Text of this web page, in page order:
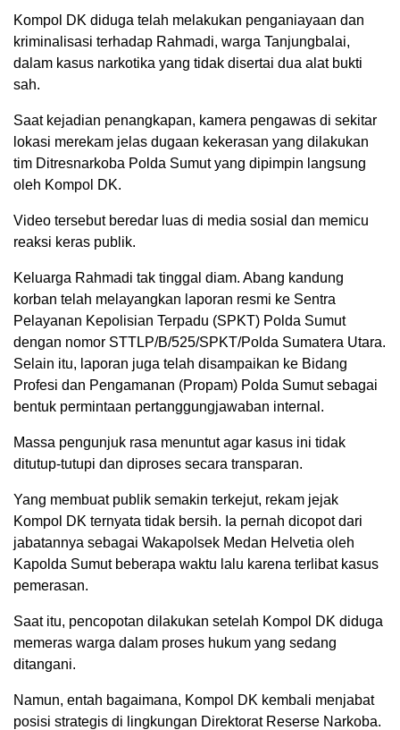
Kompol DK diduga telah melakukan penganiayaan dan
kriminalisasi terhadap Rahmadi, warga Tanjungbalai,
dalam kasus narkotika yang tidak disertai dua alat bukti
sah.
Saat kejadian penangkapan, kamera pengawas di sekitar
lokasi merekam jelas dugaan kekerasan yang dilakukan
tim Ditresnarkoba Polda Sumut yang dipimpin langsung
oleh Kompol DK.
Video tersebut beredar luas di media sosial dan memicu
reaksi keras publik.
Keluarga Rahmadi tak tinggal diam. Abang kandung
korban telah melayangkan laporan resmi ke Sentra
Pelayanan Kepolisian Terpadu (SPKT) Polda Sumut
dengan nomor STTLP/B/525/SPKT/Polda Sumatera Utara.
Selain itu, laporan juga telah disampaikan ke Bidang
Profesi dan Pengamanan (Propam) Polda Sumut sebagai
bentuk permintaan pertanggungjawaban internal.
Massa pengunjuk rasa menuntut agar kasus ini tidak
ditutup-tutupi dan diproses secara transparan.
Yang membuat publik semakin terkejut, rekam jejak
Kompol DK ternyata tidak bersih. Ia pernah dicopot dari
jabatannya sebagai Wakapolsek Medan Helvetia oleh
Kapolda Sumut beberapa waktu lalu karena terlibat kasus
pemerasan.
Saat itu, pencopotan dilakukan setelah Kompol DK diduga
memeras warga dalam proses hukum yang sedang
ditangani.
Namun, entah bagaimana, Kompol DK kembali menjabat
posisi strategis di lingkungan Direktorat Reserse Narkoba.